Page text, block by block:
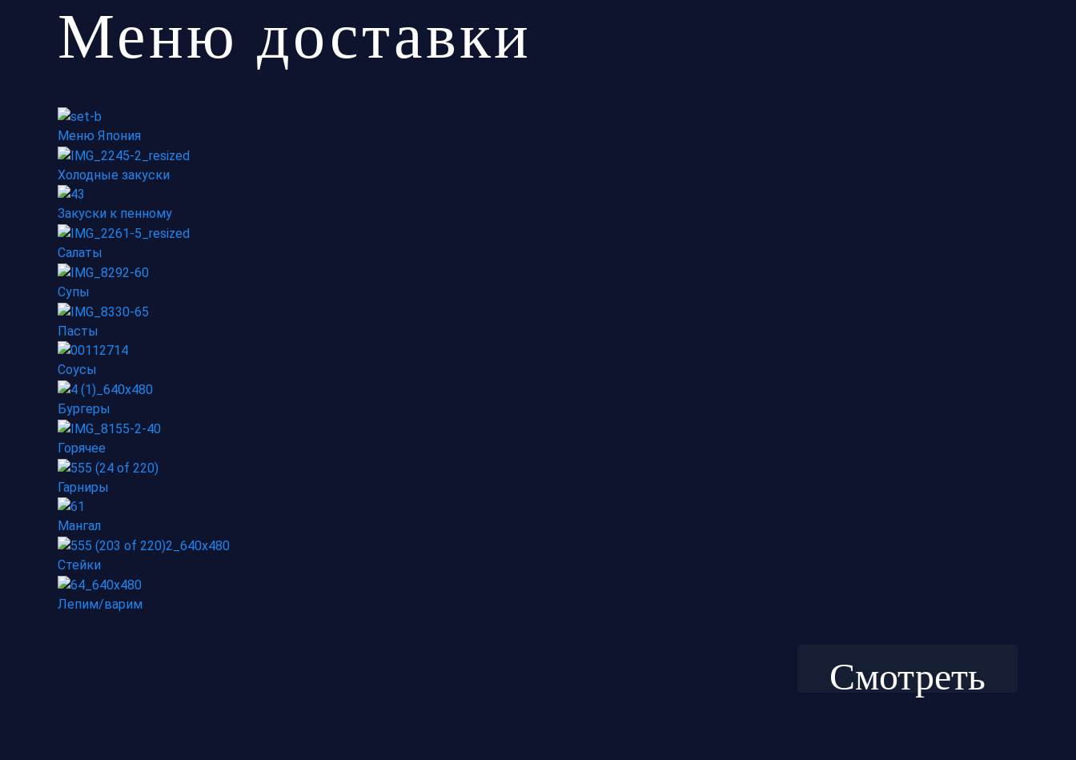
Меню доставки
Меню Япония
Холодные закуски
Закуски к пенному
Салаты
Супы
Пасты
Соусы
Бургеры
Горячее
Гарниры
Мангал
Стейки
Лепим/варим
Смотреть